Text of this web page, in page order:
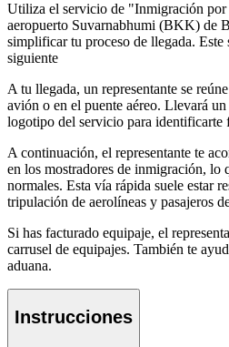
Utiliza el servicio de "Inmigración
aeropuerto Suvarnabhumi (BKK) de
simplificar tu proceso de llegada.
siguiente
A tu llegada, un representante se
avión o en el puente aéreo. Llevará
logotipo del servicio para identificarte
A continuación, el representante te
en los mostradores de inmigración, lo
normales. Esta vía rápida suele estar
tripulación de aerolíneas y pasajeros
Si has facturado equipaje, el
carrusel de equipajes. También te
aduana.
Instrucciones